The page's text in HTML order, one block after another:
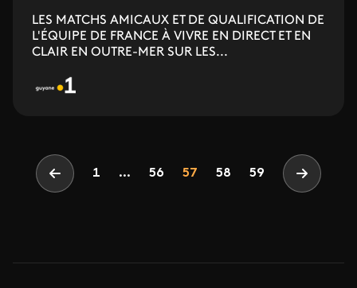
LES MATCHS AMICAUX ET DE QUALIFICATION DE
L'ÉQUIPE DE FRANCE À VIVRE EN DIRECT ET EN
CLAIR EN OUTRE-MER SUR LES...
Pagination
Page précédente
1 ... Page
56 Page
57 Page
58 59 Page